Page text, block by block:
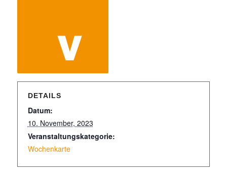
DETAILS
Datum:
10. November, 2023
Veranstaltungskategorie:
Wochenkarte